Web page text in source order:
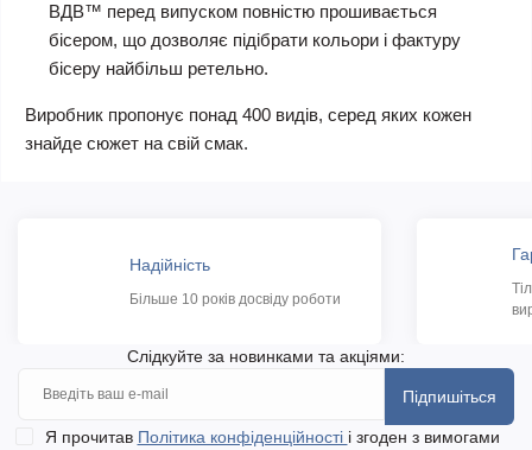
ВДВ™ перед випуском повністю прошивається
бісером, що дозволяє підібрати кольори і фактуру
бісеру найбільш ретельно.
Виробник пропонує понад 400 видів, серед яких кожен
знайде сюжет на свій смак.
Надійність
Більше 10 років досвіду роботи
Слідкуйте за новинками та акціями:
Підпишіться
Я прочитав Політика конфіденційності і згоден з вимогами